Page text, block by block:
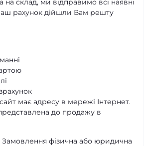
на склад, ми відправимо всі наявні
рахунок дійшли Вам решту
має адресу в мережі Інтернет.
​​до продажу в
Замовлення фізична або юридична